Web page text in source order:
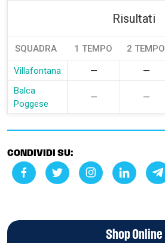
Risultati
SQUADRA 1 TEMPO 2 TEMPO
Villafontana — —
Balca
Poggese
— —
CONDIVIDI SU:
Shop Online